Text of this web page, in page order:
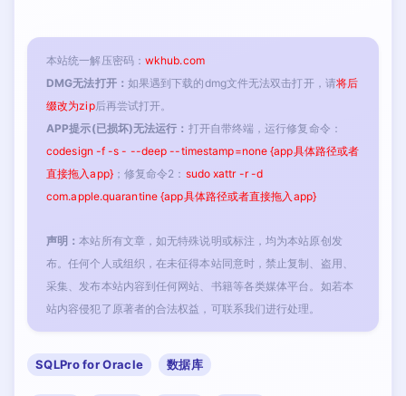
本站统一解压密码： wkhub.com
DMG无法打开： 如果遇到下载的dmg文件无法双击打开，请将后
缀改为zip后再尝试打开。
APP提示(已损坏)无法运行： 打开自带终端，运行修复命令：
codesign -f -s - --deep --timestamp=none {app具体路径或者
直接拖入app}；修复命令2： sudo xattr -r -d
com.apple.quarantine {app具体路径或者直接拖入app}
声明：本站所有文章，如无特殊说明或标注，均为本站原创发
布。任何个人或组织，在未征得本站同意时，禁止复制、盗用、
采集、发布本站内容到任何网站、书籍等各类媒体平台。如若本
站内容侵犯了原著者的合法权益，可联系我们进行处理。
SQLPro for Oracle 数据库